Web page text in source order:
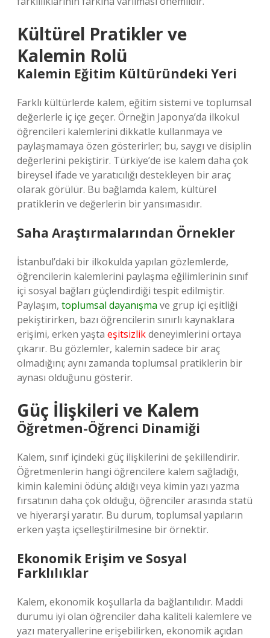
Kültürel Pratikler ve
Kalemin Rolü
Kalemin Eğitim Kültüründeki Yeri
Farklı kültürlerde kalem, eğitim sistemi ve toplumsal
değerlerle iç içe geçer. Örneğin Japonya’da ilkokul
öğrencileri kalemlerini dikkatle kullanmaya ve
paylaşmamaya özen gösterirler; bu, saygı ve disiplin
değerlerini pekiştirir. Türkiye’de ise kalem daha çok
bireysel ifade ve yaratıcılığı destekleyen bir araç
olarak görülür. Bu bağlamda kalem, kültürel
pratiklerin ve değerlerin bir yansımasıdır.
Saha Araştırmalarından Örnekler
İstanbul’daki bir ilkokulda yapılan gözlemlerde,
öğrencilerin kalemlerini paylaşma eğilimlerinin sınıf
içi sosyal bağları güçlendirdiği tespit edilmiştir.
Paylaşım, toplumsal dayanışma ve grup içi eşitliği
pekiştirirken, bazı öğrencilerin sınırlı kaynaklara
erişimi, erken yaşta eşitsizlikdeneyimlerini ortaya
çıkarır. Bu gözlemler, kalemin sadece bir araç
olmadığını; aynı zamanda toplumsal pratiklerin bir
aynası olduğunu gösterir.
Güç İlişkileri ve Kalem
Öğretmen-Öğrenci Dinamiği
Kalem, sınıf içindeki güç ilişkilerini de şekillendirir.
Öğretmenlerin hangi öğrencilere kalem sağladığı,
kimin kalemini ödünç aldığı veya kimin yazı yazma
fırsatının daha çok olduğu, öğrenciler arasında statü
ve hiyerarşi yaratır. Bu durum, toplumsal yapıların
erken yaşta içselleştirilmesine bir örnektir.
Ekonomik Erişim ve Sosyal
Farklılıklar
Kalem, ekonomik koşullarla da bağlantılıdır. Maddi
durumu iyi olan öğrenciler daha kaliteli kalemlere ve
yazı materyallerine erişebilirken, ekonomik açıdan